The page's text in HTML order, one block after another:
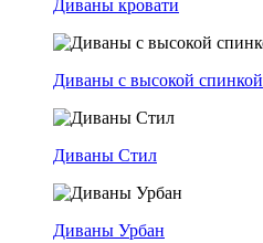
Диваны кровати
Диваны с высокой спинкой
Диваны Стил
Диваны Урбан